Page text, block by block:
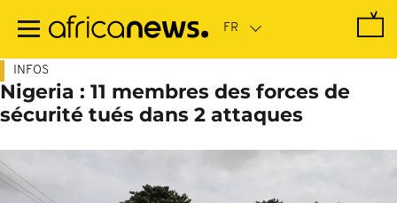
contenu
INFOS
Nigeria : 11 membres des forces de
sécurité tués dans 2 attaques